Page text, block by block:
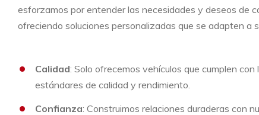
esforzamos por entender las necesidades y deseos de
ofreciendo soluciones personalizadas que se adapten a
Calidad: Solo ofrecemos vehículos que cumplen con
estándares de calidad y rendimiento.
Confianza: Construimos relaciones duraderas con